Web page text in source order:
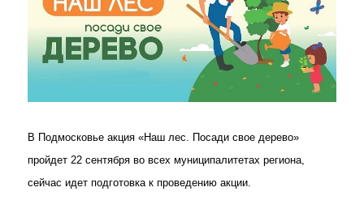
В Подмосковье акция «Наш лес. Посади свое дерево»
пройдет 22 сентября во всех муниципалитетах региона,
сейчас идет подготовка к проведению акции.